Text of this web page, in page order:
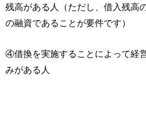
残高がある人（ただし、借入残
の融資であることが要件です）
④借換を実施することによって経
みがある人